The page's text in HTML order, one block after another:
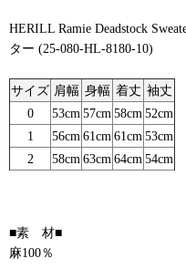
HERILL Ramie Deadstock
ター (25-080-HL-8180-10)
サイズ 肩幅 身幅 着丈 袖丈
0
53cm 57cm 58cm 52cm
1
56cm 61cm 61cm 53cm
2
58cm 63cm 64cm 54cm
■素 材■
麻100％